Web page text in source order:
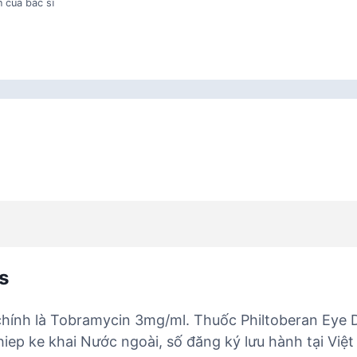
của bác sĩ
là Tobramycin 3mg/ml. Thuốc Philtoberan Eye
ke khai Nước ngoài, số đăng ký lưu hành tại Việt